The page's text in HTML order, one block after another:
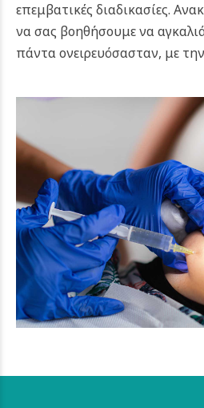
επεμβατικές διαδικασίες.
να σας βοηθήσουμε να
πάντα ονειρευόσασταν, με